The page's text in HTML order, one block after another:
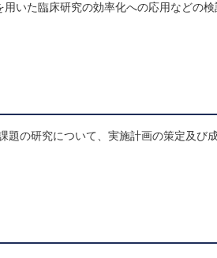
いた臨床研究の効率化への応用などの
の研究について、実施計画の策定及び